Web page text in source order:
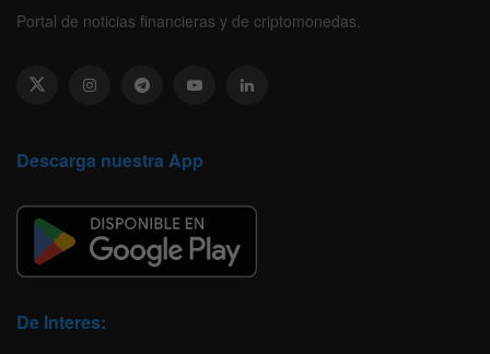
Portal de noticias financieras y de criptomonedas.
Descarga nuestra App
De Interes: